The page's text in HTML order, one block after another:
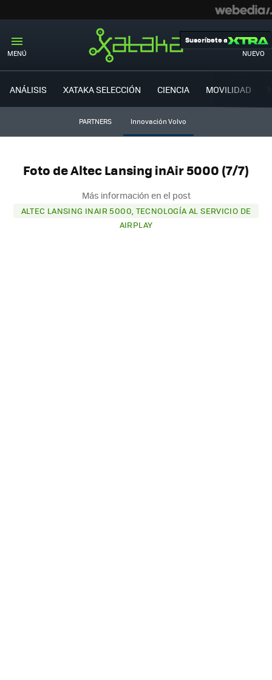
MENÚ NUEVO
Suscríbete a
ANÁLISIS XATAKA SELECCIÓN CIENCIA MOVILIDAD
PARTNERS Innovación Volvo
Foto de Altec Lansing inAir 5000 (7/7)
Más información en el post
ALTEC LANSING INAIR 5000, TECNOLOGÍA AL SERVICIO DE
AIRPLAY